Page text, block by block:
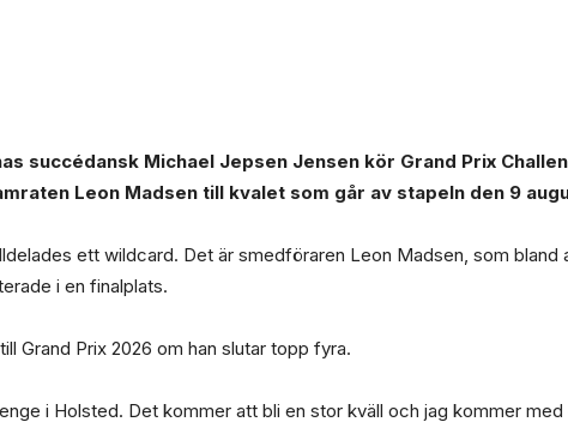
succédansk Michael Jepsen Jensen kör Grand Prix
Leon Madsen till kvalet som går av stapeln den 9
ett wildcard. Det är smedföraren Leon Madsen, som bland
i en finalplats.
Grand Prix 2026 om han slutar topp fyra.
i Holsted. Det kommer att bli en stor kväll och jag kommer